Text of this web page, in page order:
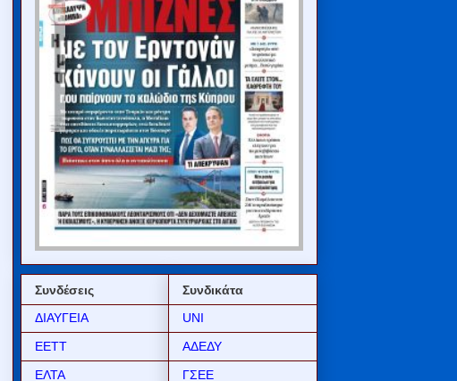
Συνδέσεις
ΔΙΑΥΓΕΙΑ
ΕΕΤΤ
ΕΛΤΑ
Συνδικάτα
UNI
ΑΔΕΔΥ
ΓΣΕΕ